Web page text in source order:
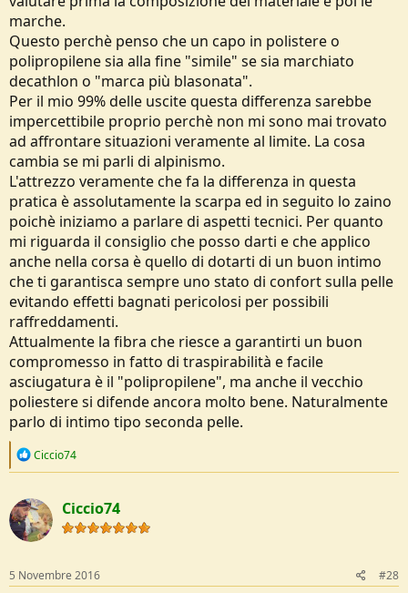
marche.
Questo perchè penso che un capo in polistere o
polipropilene sia alla fine "simile" se sia marchiato
decathlon o "marca più blasonata".
Per il mio 99% delle uscite questa differenza sarebbe
impercettibile proprio perchè non mi sono mai trovato
ad affrontare situazioni veramente al limite. La cosa
cambia se mi parli di alpinismo.
L'attrezzo veramente che fa la differenza in questa
pratica è assolutamente la scarpa ed in seguito lo zaino
poichè iniziamo a parlare di aspetti tecnici. Per quanto
mi riguarda il consiglio che posso darti e che applico
anche nella corsa è quello di dotarti di un buon intimo
che ti garantisca sempre uno stato di confort sulla pelle
evitando effetti bagnati pericolosi per possibili
raffreddamenti.
Attualmente la fibra che riesce a garantirti un buon
compromesso in fatto di traspirabilità e facile
asciugatura è il "polipropilene", ma anche il vecchio
poliestere si difende ancora molto bene. Naturalmente
parlo di intimo tipo seconda pelle.
R
c
t
i
o
s
:
Ciccio74
Ciccio74
5 Novembre 2016 #28